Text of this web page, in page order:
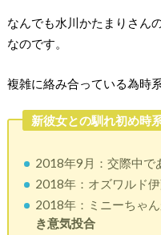
なんでも水川かたまりさん
なのです。
複雑に絡み合っている為時
新彼女との馴れ初め時
2018年9月：交際中で
2018年：オズワルド
2018年：ミニーちゃ
き意気投合